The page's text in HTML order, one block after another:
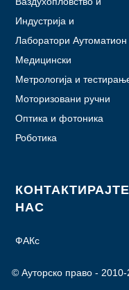
авијација
Индустрија и
аутоматизација
Лаборатори Аутоматион
Медицински
Метрологија и
Моторизовани ручни
уређаји
Оптика и фотоника
Роботика
КОНТАКТИРАЈТЕ
НАС
ФАКс
© Ауторско право -